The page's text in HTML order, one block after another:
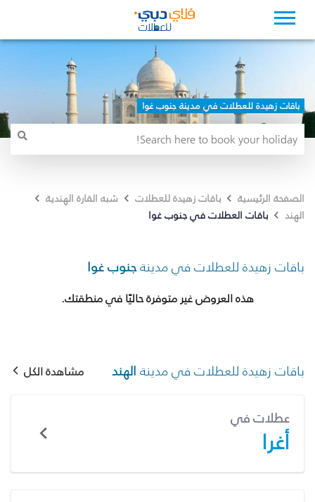
باقات زهيدة للعطلات في مدينة جنوب غوا
الصفحة الرئيسية باقات زهيدة للعطلات
شبه القارة الهندية
الهند
باقات العطلات في جنوب غوا
باقات زهيدة للعطلات في مدينةجنوب غوا
هذه العروض غير متوفرة حاليًا في منطقتك.
باقات زهيدة للعطلات في مدينة الهند مشاهدة الكل
عطلات في
أغرا